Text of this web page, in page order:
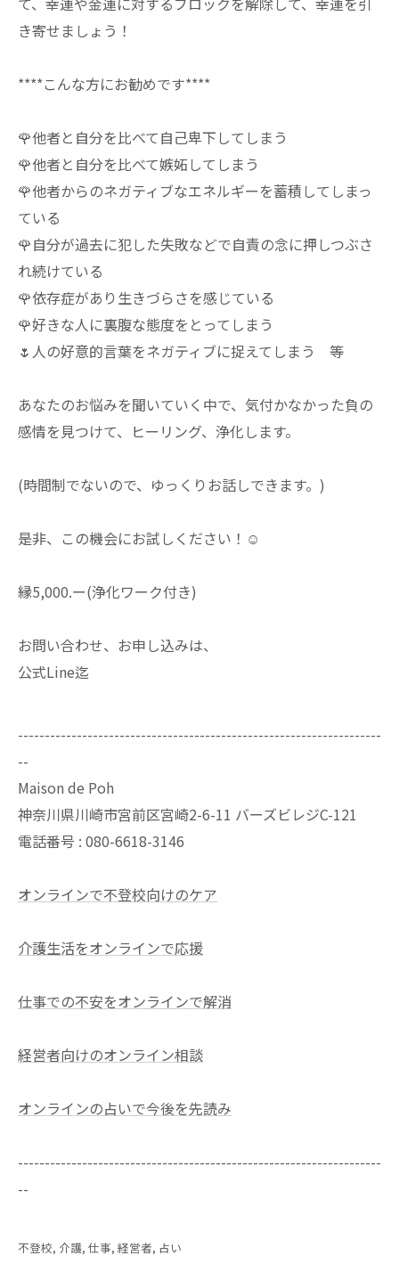
き寄せましょう！
****こんな方にお勧めです****
🌹他者と自分を比べて自己卑下してしまう
🌹他者と自分を比べて嫉妬してしまう
🌹他者からのネガティブなエネルギーを蓄積してしまっ
ている
🌹自分が過去に犯した失敗などで自責の念に押しつぶさ
れ続けている
🌹依存症があり生きづらさを感じている
🌹好きな人に裏腹な態度をとってしまう
🌷人の好意的言葉をネガティブに捉えてしまう 等
あなたのお悩みを聞いていく中で、気付かなかった負の
感情を見つけて、ヒーリング、浄化します。
(時間制でないので、ゆっくりお話しできます。)
是非、この機会にお試しください！☺️
縁5,000.ー(浄化ワーク付き)
お問い合わせ、お申し込みは、
公式Line迄
--------------------------------------------------------------------
--
Maison de Poh
神奈川県川崎市宮前区宮崎2-6-11 バーズビレジC-121
電話番号 : 080-6618-3146
オンラインで不登校向けのケア
介護生活をオンラインで応援
仕事での不安をオンラインで解消
経営者向けのオンライン相談
オンラインの占いで今後を先読み
--------------------------------------------------------------------
--
不登校 介護 仕事 経営者 占い